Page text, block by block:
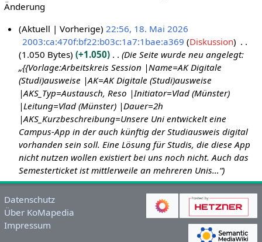
Änderung
Aktuell Vorherige 22:56, 18. Mai 2026
2003:ca:470f:bf22:b03c:1a7:1bae:a369 Diskussion
1.050 Bytes
+1.050
Die Seite wurde neu angelegt:
„{{Vorlage:Arbeitskreis Session |Name=AK Digitale
(Studi)ausweise |AK=AK Digitale (Studi)ausweise
|AKS_Typ=Austausch, Reso |Initiator=Vlad (Münster)
|Leitung=Vlad (Münster) |Dauer=2h
|AKS_Kurzbeschreibung=Unsere Uni entwickelt eine
Campus-App in der auch künftig der Studiausweis digital
vorhanden sein soll. Eine Lösung für Studis, die diese App
nicht nutzen wollen existiert bei uns noch nicht. Auch das
Semesterticket ist mittlerweile an mehreren Unis…“
Datenschutz
Über KoMapedia
Impressum